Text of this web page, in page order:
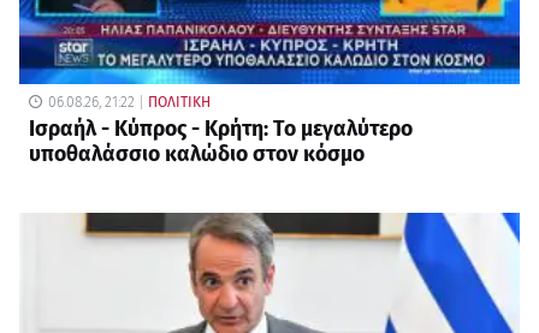
06.08.26, 21:22 ΠΟΛΙΤΙΚΗ
Ισραήλ - Κύπρος - Κρήτη: Το μεγαλύτερο
υποθαλάσσιο καλώδιο στον κόσμο